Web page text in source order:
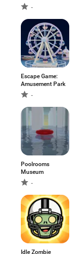
-
Escape Game:
Amusement Park
-
Poolrooms
Museum
-
Idle Zombie